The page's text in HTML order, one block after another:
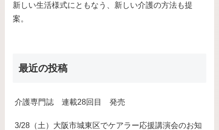
新しい生活様式にともなう、新しい介護の方法も提
案。
最近の投稿
介護専門誌 連載28回目 発売
3/28（土）大阪市城東区でケアラー応援講演会のお知